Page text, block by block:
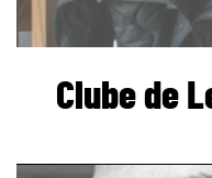
Clube de